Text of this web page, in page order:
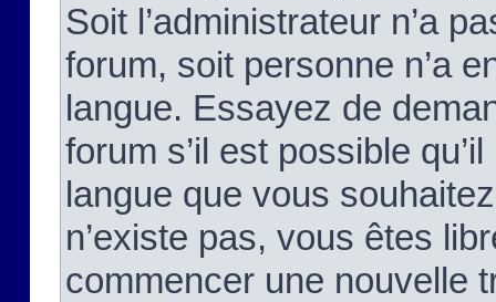
Soit l’administrateur n’a
forum, soit personne n’a
langue. Essayez de
forum s’il est possible
langue que vous
n’existe pas, vous êtes
commencer une nouvelle